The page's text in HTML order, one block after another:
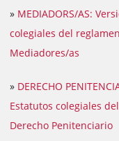
» MEDIADORS/AS:
colegiales del
Mediadores/as
» DERECHO
Estatutos colegiales
Derecho Penitenciario